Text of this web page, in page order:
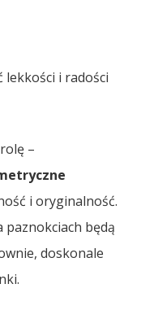
lekkości i radości
–
i oryginalność.
paznokciach będą
doskonale